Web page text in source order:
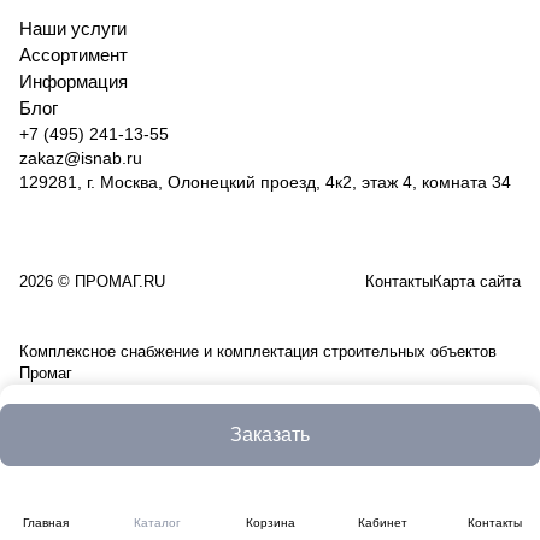
Заказать
Главная Каталог Корзина Кабинет Контакты
Наши услуги
Ассортимент
Информация
Блог
+7 (495) 241-13-55
zakaz@isnab.ru
129281, г. Москва, Олонецкий проезд, 4к2, этаж 4, комната 34
2026 © ПРОМАГ.RU КонтактыКарта сайта
Комплексное снабжение и комплектация строительных объектов
Промаг